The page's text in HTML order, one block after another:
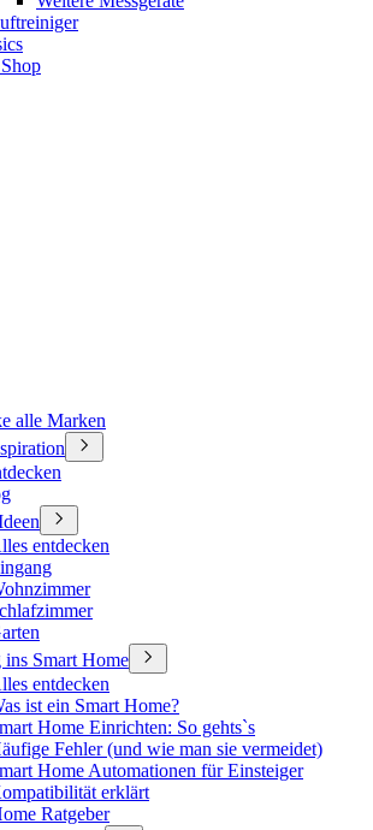
alle Marken
entdecken
ins Smart Home
entdecken
ist ein Smart Home?
Home Einrichten: So gehts`s
Fehler (und wie man sie vermeidet)
Home Automationen für Einsteiger
erklärt
Ratgeber